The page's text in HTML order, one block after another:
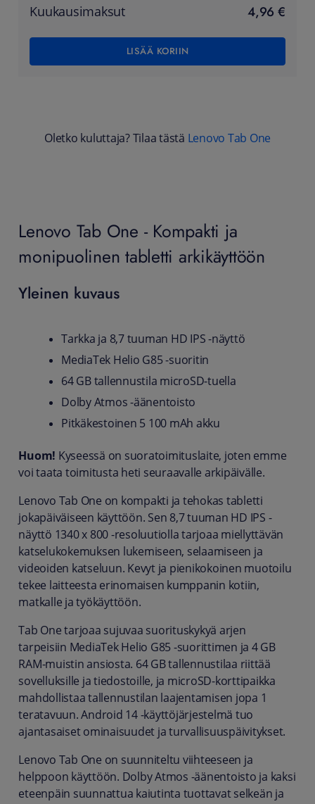
Kuukausimaksut 4,96 €
LISÄÄ KORIIN
Oletko kuluttaja? Tilaa tästä Lenovo Tab One
Lenovo Tab One - Kompakti ja
monipuolinen tabletti arkikäyttöön
Yleinen kuvaus
Tarkka ja 8,7 tuuman HD IPS -näyttö
MediaTek Helio G85 -suoritin
64 GB tallennustila microSD-tuella
Dolby Atmos -äänentoisto
Pitkäkestoinen 5 100 mAh akku
Huom! Kyseessä on suoratoimituslaite, joten emme
voi taata toimitusta heti seuraavalle arkipäivälle.
Lenovo Tab One on kompakti ja tehokas tabletti
jokapäiväiseen käyttöön. Sen 8,7 tuuman HD IPS -
näyttö 1340 x 800 -resoluutiolla tarjoaa miellyttävän
katselukokemuksen lukemiseen, selaamiseen ja
videoiden katseluun. Kevyt ja pienikokoinen muotoilu
tekee laitteesta erinomaisen kumppanin kotiin,
matkalle ja työkäyttöön.
Tab One tarjoaa sujuvaa suorituskykyä arjen
tarpeisiin MediaTek Helio G85 -suorittimen ja 4 GB
RAM-muistin ansiosta. 64 GB tallennustilaa riittää
sovelluksille ja tiedostoille, ja microSD-korttipaikka
mahdollistaa tallennustilan laajentamisen jopa 1
teratavuun. Android 14 -käyttöjärjestelmä tuo
ajantasaiset ominaisuudet ja turvallisuuspäivitykset.
Lenovo Tab One on suunniteltu viihteeseen ja
helppoon käyttöön. Dolby Atmos -äänentoisto ja kaksi
eteenpäin suunnattua kaiutinta tuottavat selkeän ja